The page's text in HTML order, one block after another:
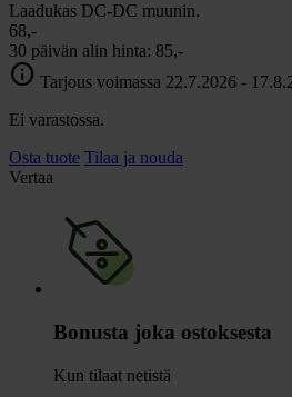
Laadukas DC-DC muunin.
68,-
30 päivän alin hinta: 85,-
info Tarjous voimassa 22.7.2026 -
Ei varastossa.
Osta tuote Tilaa ja nouda
Vertaa
Bonusta joka ostoksesta
Kun tilaat netistä